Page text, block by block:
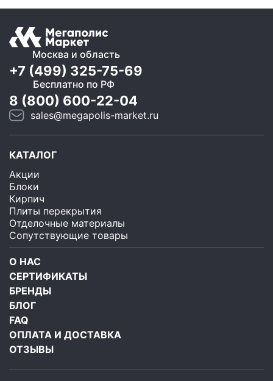
Москва и область
+7 (499) 325-75-69
Бесплатно по РФ
8 (800) 600-22-04
sales@megapolis-market.ru
КАТАЛОГ
Акции
Блоки
Кирпич
Плиты перекрытия
Отделочные материалы
Сопутствующие товары
О НАС
СЕРТИФИКАТЫ
БРЕНДЫ
БЛОГ
FAQ
ОПЛАТА И ДОСТАВКА
ОТЗЫВЫ